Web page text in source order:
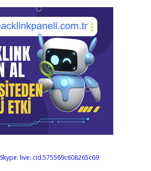
Skype: live:.cid.575569c608265c69